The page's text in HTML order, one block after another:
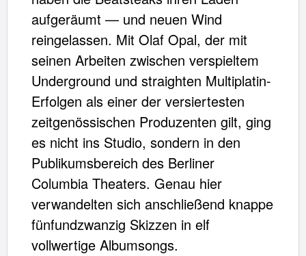
aufgeräumt — und neuen Wind
reingelassen. Mit Olaf Opal, der mit
seinen Arbeiten zwischen verspieltem
Underground und straighten Multiplatin-
Erfolgen als einer der versiertesten
zeitgenössischen Produzenten gilt, ging
es nicht ins Studio, sondern in den
Publikumsbereich des Berliner
Columbia Theaters. Genau hier
verwandelten sich anschließend knappe
fünfundzwanzig Skizzen in elf
vollwertige Albumsongs.
Vinyl PLEASE<br> weiß ltd. Edition
Artikel im Warenkorb
Gesamt:€
Warenkorb ansehen